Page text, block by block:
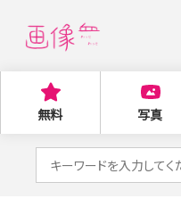
無料 写真
索